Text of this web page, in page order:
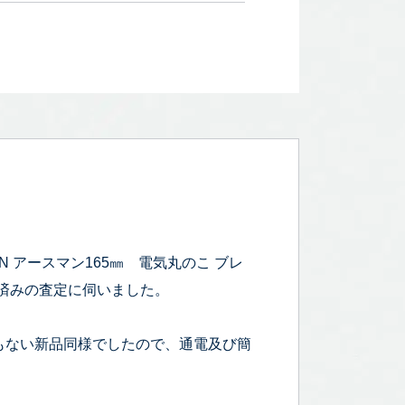
アースマン165㎜ 電気丸のこ ブレ
の査定に伺いました。
い新品同様でしたので、通電及び簡